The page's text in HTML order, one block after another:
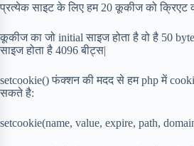
प्रत्येक साइट के लिए हम 20 कूकीज को
कूकीज का जो initial साइज होता है वो है 50
साइज होता है 4096 बीट्स|
setcookie() फंक्शन की मदद से हम php में
सकते है:
setcookie(name, value, expire, path,